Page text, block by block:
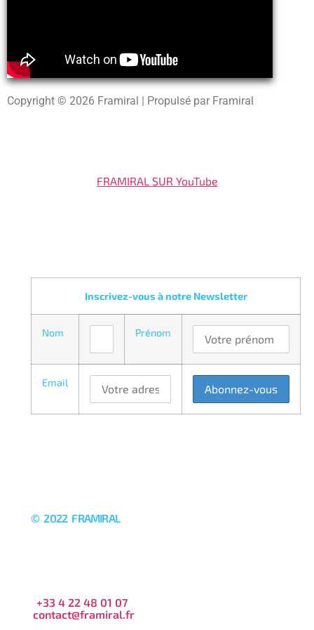
Copyright © 2026 Framiral | Propulsé par Framiral
FRAMIRAL SUR YouTube
Inscrivez-vous à notre Newsletter
Nom Prénom
Email
© 2022 FRAMIRAL
+33 4 22 48 01 07
contact@framiral.fr